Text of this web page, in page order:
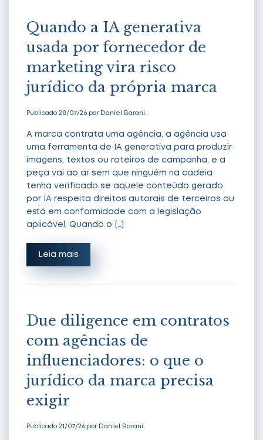
Quando a IA generativa
usada por fornecedor de
marketing vira risco
jurídico da própria marca
Publicado 28/07/26 por Daniel Barani.
A marca contrata uma agência, a agência usa
uma ferramenta de IA generativa para produzir
imagens, textos ou roteiros de campanha, e a
peça vai ao ar sem que ninguém na cadeia
tenha verificado se aquele conteúdo gerado
por IA respeita direitos autorais de terceiros ou
está em conformidade com a legislação
aplicável. Quando o […]
Leia mais
Due diligence em contratos
com agências de
influenciadores: o que o
jurídico da marca precisa
exigir
Publicado 21/07/26 por Daniel Barani.